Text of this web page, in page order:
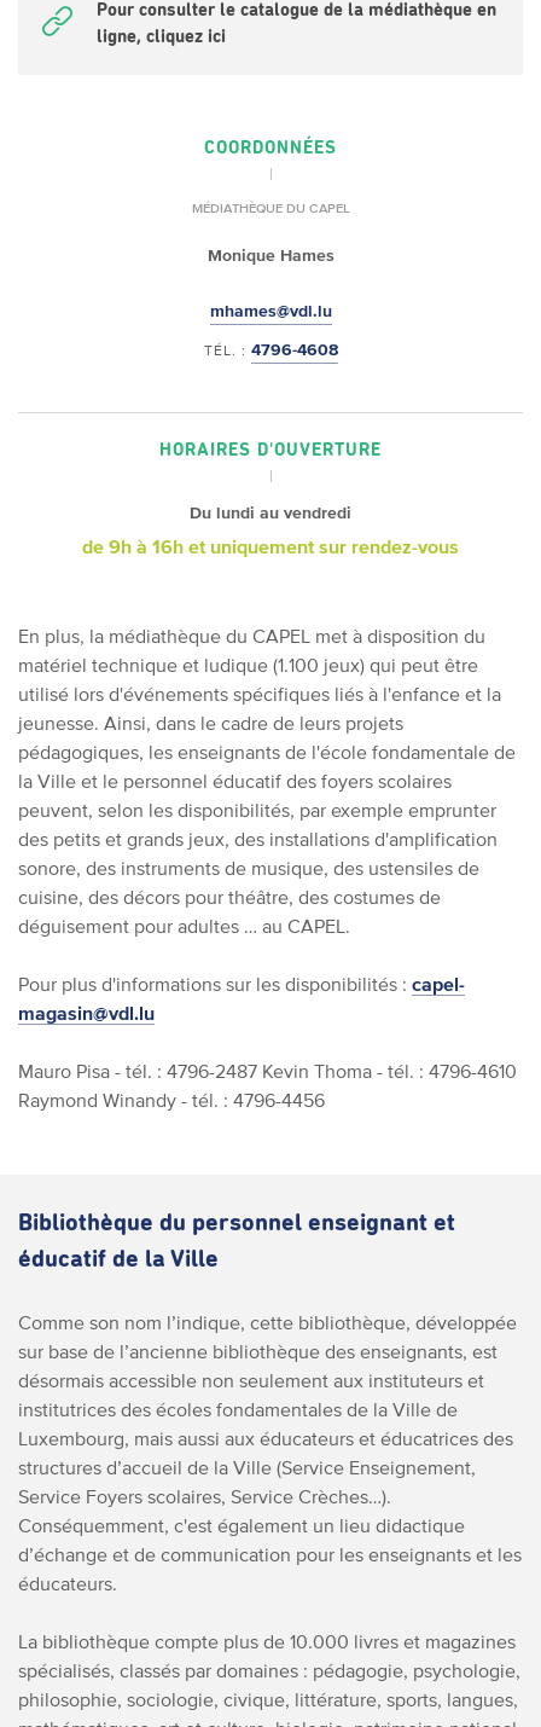
Pour consulter le catalogue de la médiathèque en
ligne, cliquez ici
COORDONNÉES
MÉDIATHÈQUE DU CAPEL
Monique Hames
mhames@vdl.lu
TÉL. : 4796-4608
HORAIRES D'OUVERTURE
Du lundi au vendredi
de 9h à 16h et uniquement sur rendez-vous
En plus, la médiathèque du CAPEL met à disposition du
matériel technique et ludique (1.100 jeux) qui peut être
utilisé lors d'événements spécifiques liés à l'enfance et la
jeunesse. Ainsi, dans le cadre de leurs projets
pédagogiques, les enseignants de l'école fondamentale de
la Ville et le personnel éducatif des foyers scolaires
peuvent, selon les disponibilités, par exemple emprunter
des petits et grands jeux, des installations d'amplification
sonore, des instruments de musique, des ustensiles de
cuisine, des décors pour théâtre, des costumes de
déguisement pour adultes … au CAPEL.
Pour plus d'informations sur les disponibilités : capel-
magasin@vdl.lu
Mauro Pisa - tél. : 4796-2487 Kevin Thoma - tél. : 4796-4610
Raymond Winandy - tél. : 4796-4456
Bibliothèque du personnel enseignant et
éducatif de la Ville
Comme son nom l’indique, cette bibliothèque, développée
sur base de l’ancienne bibliothèque des enseignants, est
désormais accessible non seulement aux instituteurs et
institutrices des écoles fondamentales de la Ville de
Luxembourg, mais aussi aux éducateurs et éducatrices des
structures d’accueil de la Ville (Service Enseignement,
Service Foyers scolaires, Service Crèches…).
Conséquemment, c'est également un lieu didactique
d’échange et de communication pour les enseignants et les
éducateurs.
L a bibliothèque compte plus de 10.000 livres et magazines
spécialisés, classés par domaines : pédagogie, psychologie,
philosophie, sociologie, civique, littérature, sports, langues,